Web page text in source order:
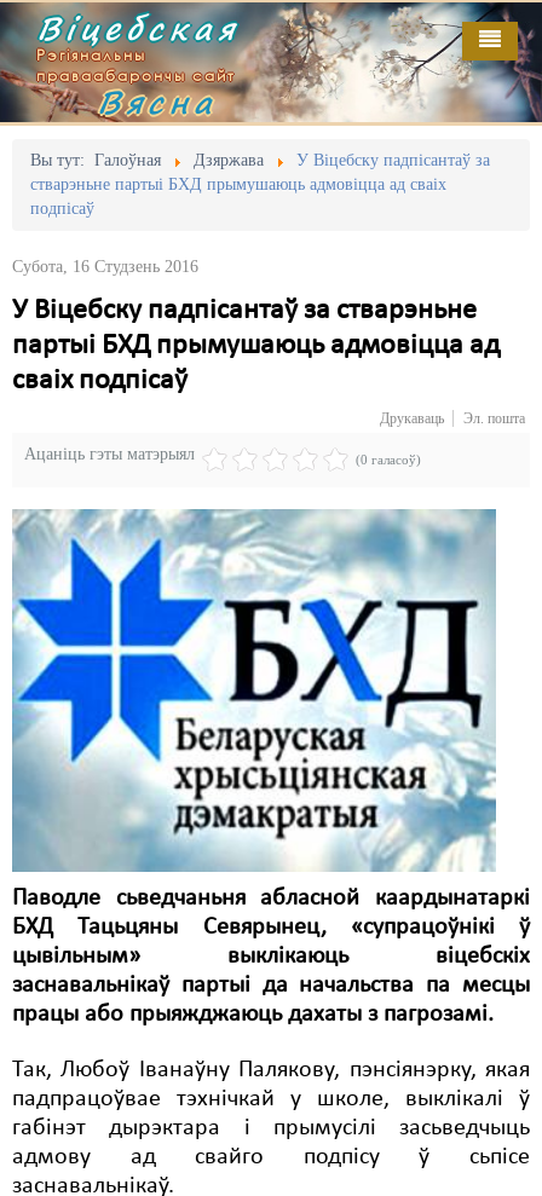
Віцебская
Рэгіянальны
праваабарончы сайт
Вясна
Вы тут: Галоўная Дзяржава
У Віцебску падпісантаў за
стварэньне партыі БХД прымушаюць адмовіцца ад сваіх
подпісаў
Субота, 16 Студзень 2016
У Віцебску падпісантаў за стварэньне
партыі БХД прымушаюць адмовіцца ад
сваіх подпісаў
Друкаваць Эл. пошта
Ацаніць гэты матэрыял (0 галасоў)
Паводле сьведчаньня абласной каардынатаркі
БХД Тацьцяны Севярынец, «супрацоўнікі ў
цывільным» выклікаюць віцебскіх
заснавальнікаў партыі да начальства па месцы
працы або прыяжджаюць дахаты з пагрозамі.
Так, Любоў Іванаўну Палякову, пэнсіянэрку, якая
падпрацоўвае тэхнічкай у школе, выклікалі ў
габінэт дырэктара і прымусілі засьведчыць
адмову ад свайго подпісу ў сьпісе
заснавальнікаў.
Галоўная
Адміністрацыйны перасьлед
Акцыі
Выбары
Грамадзянскія ініцыятывы
Дыскрымінацыя
Карная псыхіятрыя
КПЧ ААН
Культурныя правы
ЛПП
Мігранты
Мірныя сходы
Правы дзіцяці
Пэнітэнцыярная сыстэма
Распальваньне варожасьці
Рознае
Свабода слова
Свабода сумленьня
Выданьні
Відэа
Пра нас
RSS